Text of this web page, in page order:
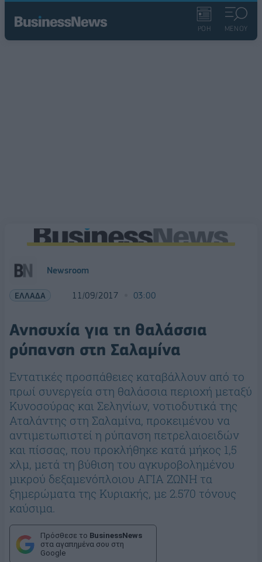
ΡΟΗ ΜΕΝΟΥ
Newsroom
ΕΛΛΑΔΑ 11/09/2017 03:00
Ανησυχία για τη θαλάσσια
ρύπανση στη Σαλαμίνα
Εντατικές προσπάθειες καταβάλλουν από το
πρωί συνεργεία στη θαλάσσια περιοχή μεταξύ
Κυνοσούρας και Σεληνίων, νοτιοδυτικά της
Αταλάντης στη Σαλαμίνα, προκειμένου να
αντιμετωπιστεί η ρύπανση πετρελαιοειδών
και πίσσας, που προκλήθηκε κατά μήκος 1,5
χλμ, μετά τη βύθιση του αγκυροβολημένου
μικρού δεξαμενόπλοιου ΑΓΙΑ ΖΩΝΗ τα
ξημερώματα της Κυριακής, με 2.570 τόνους
καύσιμα.
Πρόσθεσε το BusinessNews
στα αγαπημένα σου στη
Google